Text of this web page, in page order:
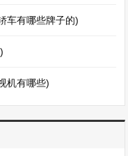
车有哪些牌子的)
机有哪些)